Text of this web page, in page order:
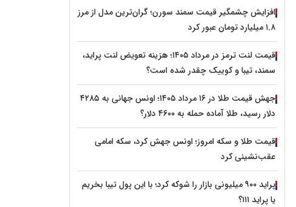
افزایش چشمگیر قیمت سمند سورن؛ گران‌ترین مدل از مرز
۱.۸ میلیارد تومان عبور کرد
قیمت لنت ترمز در مرداد ۱۴۰۵؛ هزینه تعویض لنت پراید،
سمند، تیبا و کوییک چقدر شده است؟
جهش قیمت طلا در ۱۶ مرداد ۱۴۰۵؛ اونس جهانی به ۴۲۸۵
دلار رسید، طلا آماده حمله به ۴۶۰۰ دلار؟
قیمت طلا و سکه امروز؛ اونس جهش کرد، سکه امامی
عقب‌نشینی کرد
پراید ۹۰۰ میلیونی بازار را شوکه کرد؛ با این پول تیبا بخریم
یا پراید ۱۱۱؟